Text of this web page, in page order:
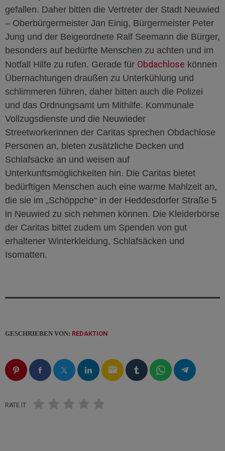
gefallen. Daher bitten die Vertreter der Stadt Neuwied
– Oberbürgermeister Jan Einig, Bürgermeister Peter
Jung und der Beigeordnete Ralf Seemann die Bürger,
besonders auf bedürfte Menschen zu achten und im
Notfall Hilfe zu rufen. Gerade für Obdachlose können
Übernachtungen draußen zu Unterkühlung und
schlimmeren führen, daher bitten auch die Polizei
und das Ordnungsamt um Mithilfe. Kommunale
Vollzugsdienste und die Neuwieder
Streetworkerinnen der Caritas sprechen Obdachlose
Personen an, bieten zusätzliche Decken und
Schlafsäcke an und weisen auf
Unterkunftsmöglichkeiten hin. Die Caritas bietet
bedürftigen Menschen auch eine warme Mahlzeit an,
die sie im „Schöppche“ in der Heddesdorfer Straße 5
in Neuwied zu sich nehmen können. Die Kleiderbörse
der Caritas bittet zudem um Spenden von gut
erhaltener Winterkleidung, Schlafsäcken und
Isomatten.
GESCHRIEBEN VON: REDAKTION
email
RATE IT